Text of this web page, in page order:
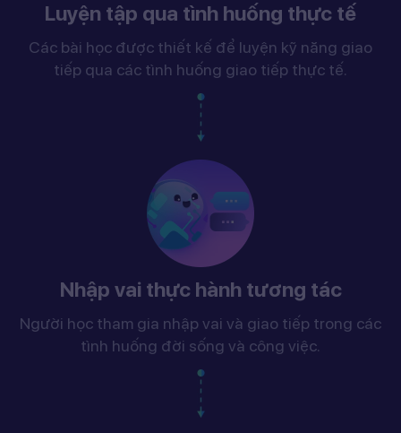
Luyện tập qua tình huống thực tế
Các bài học được thiết kế để luyện kỹ năng giao
tiếp qua các tình huống giao tiếp thực tế.
Nhập vai thực hành tương tác
Người học tham gia nhập vai và giao tiếp trong các
tình huống đời sống và công việc.